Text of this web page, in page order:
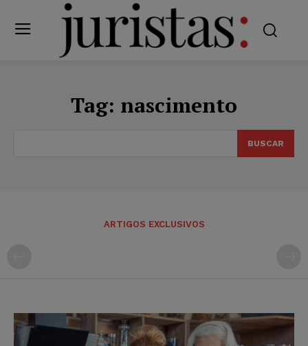
Tag: nascimento
BUSCAR
ARTIGOS EXCLUSIVOS